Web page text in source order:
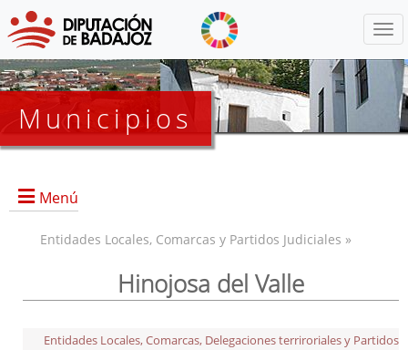
Municipios
Menú
Entidades Locales, Comarcas y Partidos Judiciales »
Hinojosa del Valle
Entidades Locales, Comarcas, Delegaciones terriroriales y Partidos